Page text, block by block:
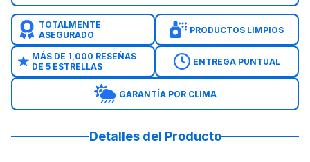
TOTALMENTE
ASEGURADO
PRODUCTOS LIMPIOS
MÁS DE 1,000 RESEÑAS
DE 5 ESTRELLAS
ENTREGA PUNTUAL
GARANTÍA POR CLIMA
Detalles del Producto